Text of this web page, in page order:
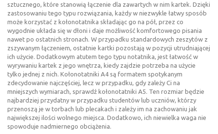
sztucznego, które stanowią łączenie dla zawartych w nim kartek. Dzięki
zastosowaniu tego typu rozwiązania, każdy w niezwykle łatwy sposób
może korzystać z kołonotatnika składając go na pół, przez co
wygodnie układa się w dłoni i daje możliwość komfortowego pisania
nawet po ostatnich stronach. W przypadku standardowych zeszytów z
zszywanym łączeniem, ostatnie kartki pozostają w pozycji utrudniającej
ich użycie. Dodatkowym atutem tego typu notatnika, jest łatwość w
wyrywaniu kartek z jego wnętrza, kiedy zajdzie potrzeba na użycie
tylko jednej z nich. Kołonotatniki A4 są formatem spotykanym
zdecydowanie najczęściej, lecz w przypadku, gdy zależy Ci na
mniejszych wymiarach, sprawdź kołonotatniki A5. Ten rozmiar będzie
najbardziej przydatny w przypadku studentów lub uczniów, którzy
przenoszą je w torbach lub plecakach i zależy im na zachowaniu jak
największej ilości wolnego miejsca. Dodatkowo, ich niewielka waga nie
spowoduje nadmiernego obciążenia.